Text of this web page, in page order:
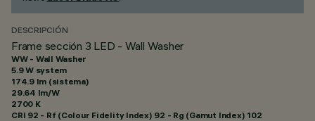
DESCRIPCIÓN
Frame sección 3 LED - Wall Washer
WW - Wall Washer
5.9 W system
174.9 lm (sistema)
29.64 lm/W
2700 K
CRI 92 - Rf (Colour Fidelity Index) 92 - Rg (Gamut Index) 102